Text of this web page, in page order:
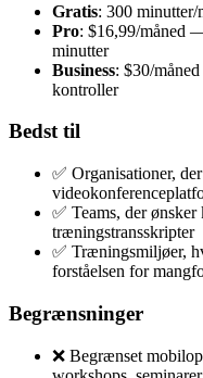
Gratis: 300
Pro: $16,99/måned
minutter
Business: $30/
kontroller
Bedst til
✅ Organisationer,
✅ Teams, der
træningstransskripter
✅ Træningsmiljøer,
forståelsen for
Begrænsninger
❌ Begrænset